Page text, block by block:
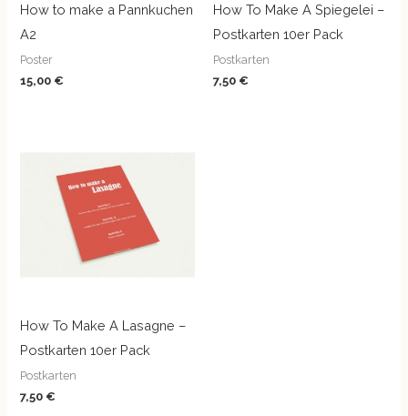
How to make a Pannkuchen
A2
Poster
15,00 €
How To Make A Spiegelei –
Postkarten 10er Pack
Postkarten
7,50 €
How To Make A Lasagne –
Postkarten 10er Pack
Postkarten
7,50 €